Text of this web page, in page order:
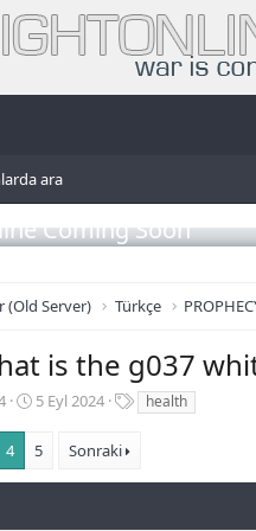
ara
Coming Soon
(Old Server) Türkçe
is the g037
B
ş
a
5 Eyl 2024
e
health
4 5 Sonraki